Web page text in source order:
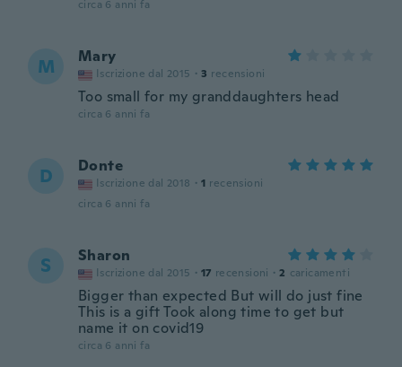
circa 6 anni fa
M Mary
Iscrizione dal 2015 · 3 recensioni
Too small for my granddaughters head
circa 6 anni fa
D Donte
Iscrizione dal 2018 · 1 recensioni
circa 6 anni fa
S Sharon
Iscrizione dal 2015 · 17 recensioni · 2 caricamenti
Bigger than expected But will do just fine
This is a gift Took along time to get but
name it on covid19
circa 6 anni fa